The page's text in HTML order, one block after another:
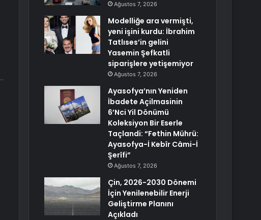
Ağustos 7, 2026
Modelliğe ara vermişti,
yeni işini kurdu: İbrahim
Tatlıses’in gelini
Yasemin Şefkatli
siparişlere yetişemiyor
Ağustos 7, 2026
Ayasofya’nın Yeniden
İbadete Açilmasinin
6’Nci Yil Dönümü
Koleksiyon Bir Eserle
Taçlandi: “Fethin Mührü:
Ayasofya-İ Kebîr Câmi-İ
Şerîfi”
Ağustos 7, 2026
Çin, 2026-2030 Dönemi
İçin Yenilenebilir Enerji
Geliştirme Planını
Açıkladı